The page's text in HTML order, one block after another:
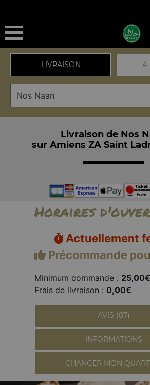
LIVRAISON A
Livraison de Nos
sur Amiens ZA Saint
Horaires
Actuellement
Précommande
Minimum commande : 25,00€
Frais de livraison : 0,00€
AVIS (87)
INFORMATIONS
CHANGER MON